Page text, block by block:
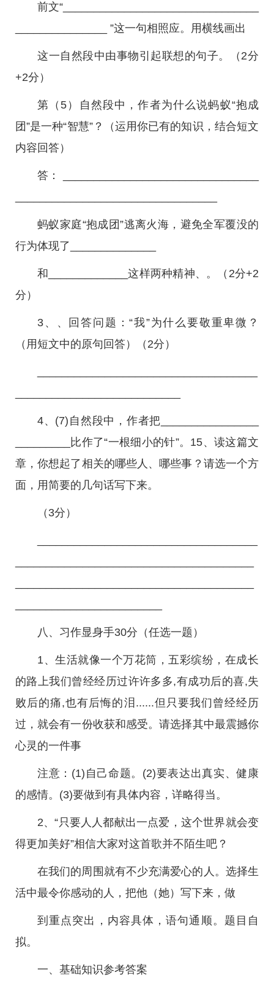
前文“________________________________
_______________ ”这一句相照应。用横线画出
这一自然段中由事物引起联想的句子。（2分
+2分）
第（5）自然段中，作者为什么说蚂蚁“抱成
团”是一种“智慧”？（运用你已有的知识，结合短文
内容回答）
答： ________________________________
蚂蚁家庭“抱成团”逃离火海，避免全军覆没的
行为体现了______________
和_____________这样两种精神、。（2分+2
分）
3、、回答问题：“我”为什么要敬重卑微？
（用短文中的原句回答）（2分）
4、(7)自然段中，作者把________________
_________比作了“一根细小的针”。15、读这篇文
章，你想起了相关的哪些人、哪些事？请选一个方
面，用简要的几句话写下来。
（3分）
八、习作显身手30分（任选一题）
1、生活就像一个万花筒，五彩缤纷，在成长
的路上我们曾经经历过许许多多,有成功后的喜,失
败后的痛,也有后悔的泪......但只要我们曾经经历
过，就会有一份收获和感受。请选择其中最震撼你
心灵的一件事
注意：(1)自己命题。(2)要表达出真实、健康
的感情。(3)要做到有具体内容，详略得当。
2、“只要人人都献出一点爱，这个世界就会变
得更加美好”相信大家对这首歌并不陌生吧？
在我们的周围就有不少充满爱心的人。选择生
活中最令你感动的人，把他（她）写下来，做
到重点突出，内容具体，语句通顺。题目自
拟。
一、基础知识参考答案